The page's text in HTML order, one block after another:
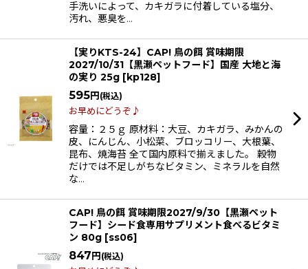
手洗いによって、カキガラに付着している塩分、
汚れ、悪臭を…
【実りKTS-24】CAP! 鳥の餌 賞味期限
2027/10/31【黒瀬ペットフード】国産 大地と海
の実り 25g [kp128]
595円 (税込)
お早めにどうぞ♪
容量：２５ｇ 原材料：大豆、カキガラ、みかんの
皮、にんじん、小松菜、ブロッコリー、大根葉、
昆布、焼海苔 全て国内原料で揃えました。 穀物
だけでは不足しがちなビタミン、ミネラルを自然
な…
CAP! 鳥の餌 賞味期限2027/9/30【黒瀬ペット
フード】シード食専用サプリメント食べるビタミ
ン 80g [ss06]
847円 (税込)